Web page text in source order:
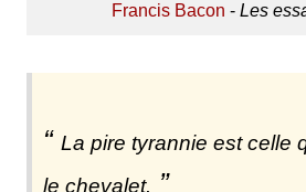
Francis Bacon -Les
La pire tyrannie est celle
le chevalet.